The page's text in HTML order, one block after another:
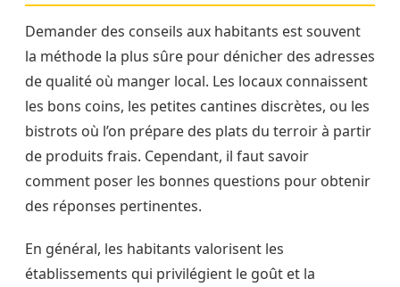
Demander des conseils aux habitants est souvent
la méthode la plus sûre pour dénicher des adresses
de qualité où manger local. Les locaux connaissent
les bons coins, les petites cantines discrètes, ou les
bistrots où l’on prépare des plats du terroir à partir
de produits frais. Cependant, il faut savoir
comment poser les bonnes questions pour obtenir
des réponses pertinentes.
En général, les habitants valorisent les
établissements qui privilégient le goût et la